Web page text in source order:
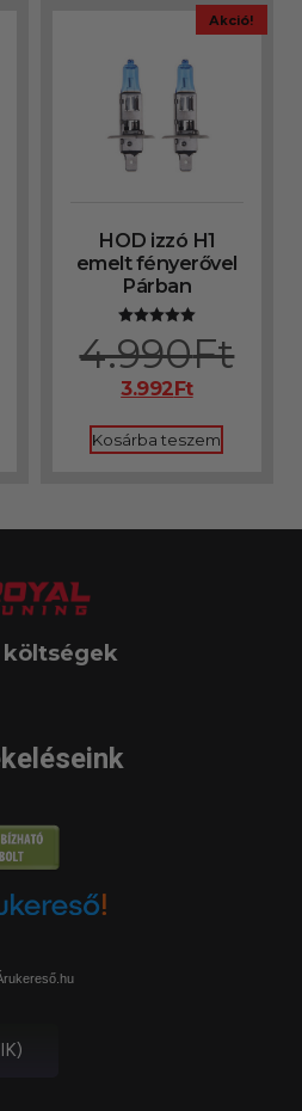
Akció!
HOD izzó H1
emelt fényerővel
Párban
Értékelés:
5.00
/ 5
4.990Ft
3.992Ft
Kosárba teszem
költségek